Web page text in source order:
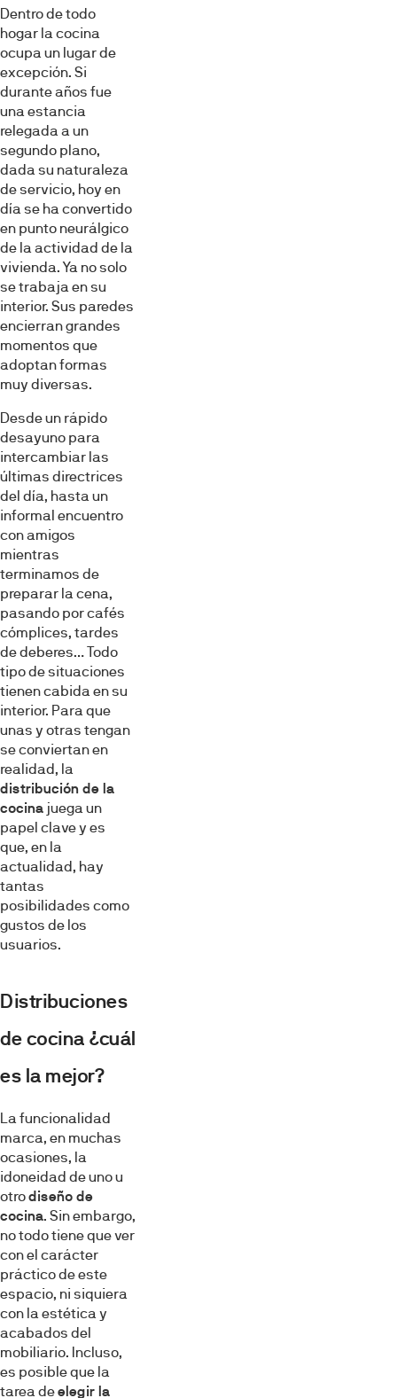
Dentro de todo
hogar la cocina
ocupa un lugar de
excepción. Si
durante años fue
una estancia
relegada a un
segundo plano,
dada su naturaleza
de servicio, hoy en
día se ha convertido
en punto neurálgico
de la actividad de la
vivienda. Ya no solo
se trabaja en su
interior. Sus paredes
encierran grandes
momentos que
adoptan formas
muy diversas.
Desde un rápido
desayuno para
intercambiar las
últimas directrices
del día, hasta un
informal encuentro
con amigos
mientras
terminamos de
preparar la cena,
pasando por cafés
cómplices, tardes
de deberes… Todo
tipo de situaciones
tienen cabida en su
interior. Para que
unas y otras tengan
se conviertan en
realidad, la
distribución de la
cocina juega un
papel clave y es
que, en la
actualidad, hay
tantas
posibilidades como
gustos de los
usuarios.
Distribuciones
de cocina ¿cuál
es la mejor?
La funcionalidad
marca, en muchas
ocasiones, la
idoneidad de uno u
otrodiseño de
cocina. Sin embargo,
no todo tiene que ver
con el carácter
práctico de este
espacio, ni siquiera
con la estética y
acabados del
mobiliario. Incluso,
es posible que la
tarea deelegir la